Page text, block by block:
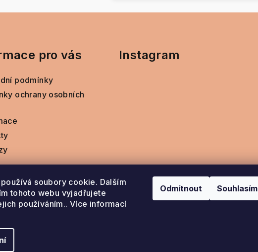
soubory cookie. Dalším
tohoto webu vyjadřujete
používáním.. Více informací
Odmítnout Souhlasím
pro vás
podmínky
ochrany osobních
Instagram